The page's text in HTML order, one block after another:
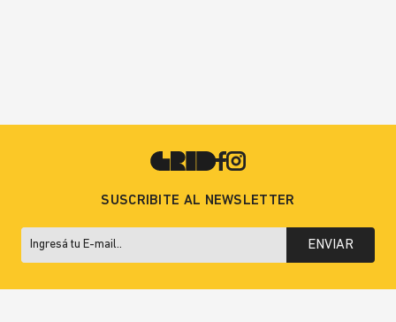
SUSCRIBITE AL NEWSLETTER
ENVIAR